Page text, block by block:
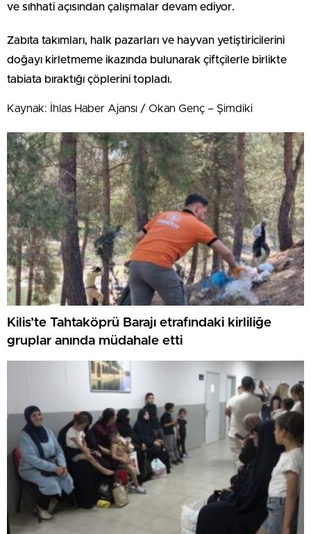
ve sıhhati açısından çalışmalar devam ediyor.
Zabıta takımları, halk pazarları ve hayvan yetiştiricilerini
doğayı kirletmeme ikazında bulunarak çiftçilerle birlikte
tabiata bıraktığı çöplerini topladı.
Kaynak: İhlas Haber Ajansı / Okan Genç – Şimdiki
Kilis’te Tahtaköprü Barajı etrafındaki kirliliğe
gruplar anında müdahale etti